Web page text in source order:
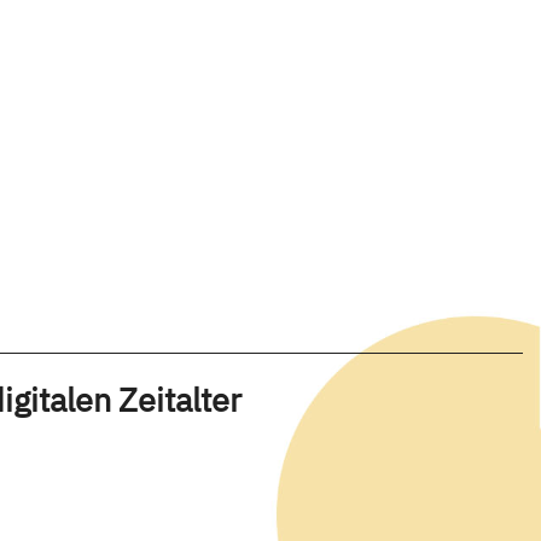
Zeitalter